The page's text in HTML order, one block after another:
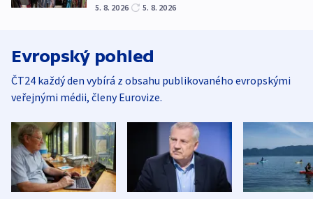
5. 8. 2026 5. 8. 2026
Evropský pohled
ČT24 každý den vybírá z obsahu publikovaného evropskými
veřejnými médii, členy Eurovize.